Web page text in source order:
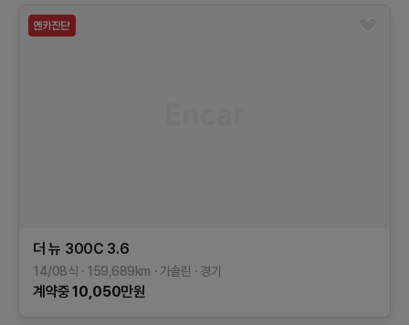
더 뉴 300C 3.6
14/08식 159,689km 가솔린 경기
계약중10,050만원